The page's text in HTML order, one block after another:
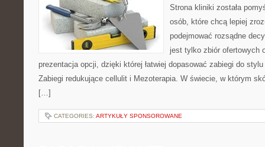
Strona kliniki została
osób, które chcą lepiej
podejmować rozsądne
jest tylko zbiór ofertowych
prezentacja opcji, dzięki której łatwiej dopasować zabiegi do
Zabiegi redukujące cellulit i Mezoterapia. W świecie, w którym
[…]
CATEGORIES: ARTYKUŁY SPONSOROWANE